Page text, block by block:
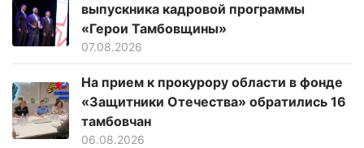
выпускника кадровой программы
«Герои Тамбовщины»
07.08.2026
На прием к прокурору области в фонде
«Защитники Отечества» обратились 16
тамбовчан
06.08.2026